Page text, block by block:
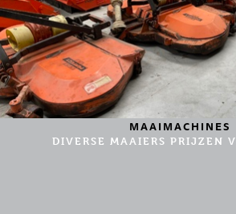
MAAIMACHINES
DIVERSE MAAIERS PRIJZEN